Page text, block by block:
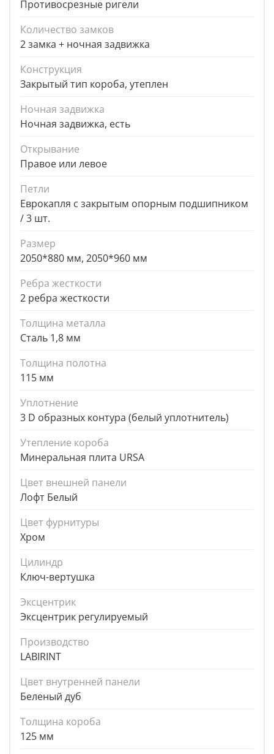
Противосрезные ригели
Количество замков
2 замка + ночная задвижка
Конструкция
Закрытый тип короба, утеплен
Ночная задвижка
Ночная задвижка, есть
Открывание
Правое или левое
Петли
Еврокапля с закрытым опорным подшипником
/ 3 шт.
Размер
2050*880 мм, 2050*960 мм
Ребра жесткости
2 ребра жесткости
Толщина металла
Сталь 1,8 мм
Толщина полотна
115 мм
Уплотнение
3 D образных контура (белый уплотнитель)
Утепление короба
Минеральная плита URSA
Цвет внешней панели
Лофт Белый
Цвет фурнитуры
Хром
Цилиндр
Ключ-вертушка
Эксцентрик
Эксцентрик регулируемый
Производство
LABIRINT
Цвет внутренней панели
Беленый дуб
Толщина короба
125 мм